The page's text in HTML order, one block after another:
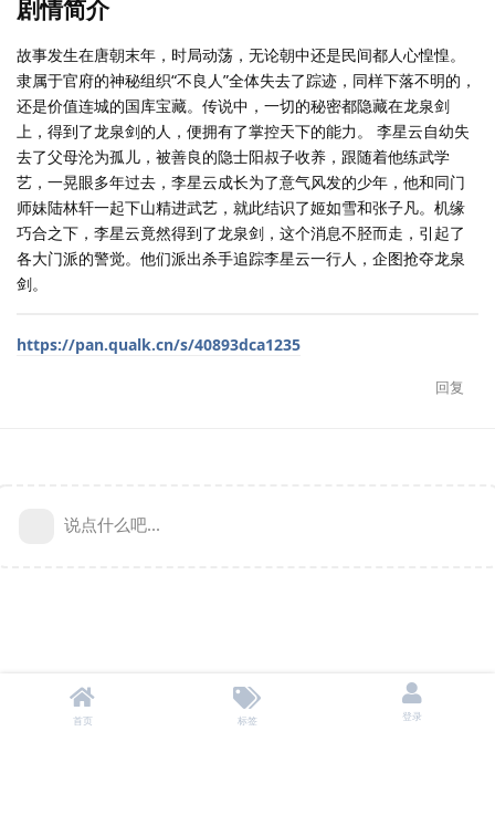
剧情简介
故事发生在唐朝末年，时局动荡，无论朝中还是民间都人心惶惶。
隶属于官府的神秘组织“不良人”全体失去了踪迹，同样下落不明的，
还是价值连城的国库宝藏。传说中，一切的秘密都隐藏在龙泉剑
上，得到了龙泉剑的人，便拥有了掌控天下的能力。 李星云自幼失
去了父母沦为孤儿，被善良的隐士阳叔子收养，跟随着他练武学
艺，一晃眼多年过去，李星云成长为了意气风发的少年，他和同门
师妹陆林轩一起下山精进武艺，就此结识了姬如雪和张子凡。机缘
巧合之下，李星云竟然得到了龙泉剑，这个消息不胫而走，引起了
各大门派的警觉。他们派出杀手追踪李星云一行人，企图抢夺龙泉
剑。
https://pan.qualk.cn/s/40893dca1235
回复
说点什么吧...
首页 标签 登录